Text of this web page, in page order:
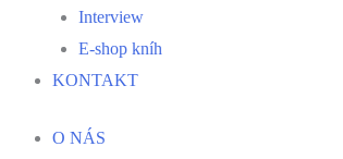
Interview
E-shop kníh
KONTAKT
O NÁS